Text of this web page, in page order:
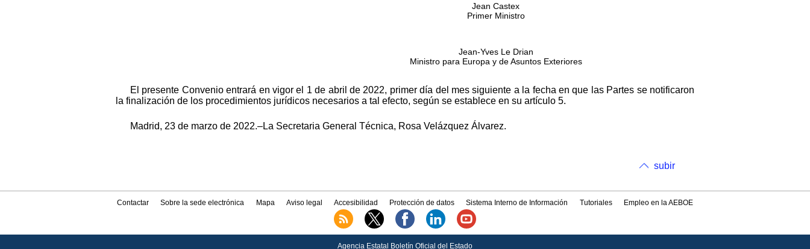
Jean Castex
Primer Ministro
Jean-Yves Le Drian
Ministro para Europa y de Asuntos Exteriores
El presente Convenio entrará en vigor el 1 de abril de 2022, primer día del mes siguiente a la fecha en que las Partes se notificaron
la finalización de los procedimientos jurídicos necesarios a tal efecto, según se establece en su artículo 5.
Madrid, 23 de marzo de 2022.–La Secretaria General Técnica, Rosa Velázquez Álvarez.
subir
Contactar Sobre la sede electrónica Mapa Aviso legal Accesibilidad Protección de datos Sistema Interno de Información Tutoriales Empleo en la AEBOE
Agencia Estatal Boletín Oficial del Estado